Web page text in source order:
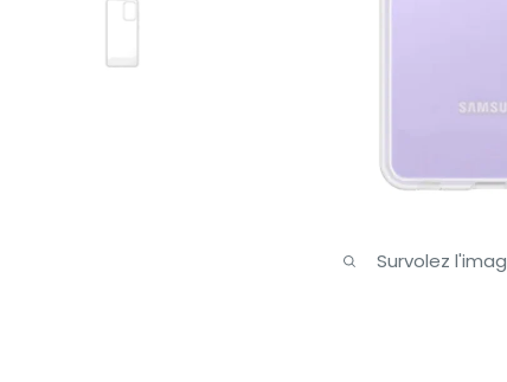
Survolez